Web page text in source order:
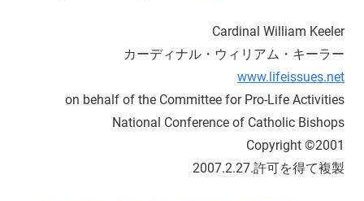
Cardinal William Keeler
カーディナル・ウィリアム・キーラー
www.lifeissues.net
on behalf of the Committee for Pro-Life Activities
National Conference of Catholic Bishops
Copyright ©2001
2007.2.27.許可を得て複製